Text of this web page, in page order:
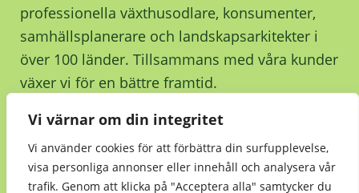
Vi värnar om din integritet
Vi använder cookies för att förbättra din surfupplevelse,
visa personliga annonser eller innehåll och analysera vår
trafik. Genom att klicka på "Acceptera alla" samtycker du
professionella växthusodlare, konsumenter,
samhällsplanerare och landskapsarkitekter i
över 100 länder. Tillsammans med våra kunder
växer vi för en bättre framtid.
Kontakta oss